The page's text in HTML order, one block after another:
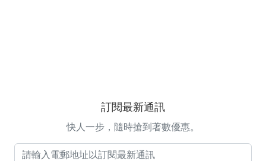
訂閱最新通訊
快人一步，隨時搶到著數優惠。